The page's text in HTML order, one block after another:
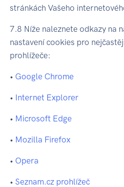
stránkách Vašeho
7.8 Níže naleznete odkazy na
nastavení cookies pro
prohlížeče:
• Google Chrome
• Internet Explorer
• Microsoft Edge
• Mozilla Firefox
• Opera
• Seznam.cz prohlížeč